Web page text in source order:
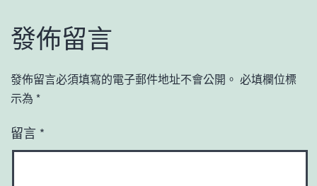
發佈留言
發佈留言必須填寫的電子郵件地址不會公開。 必填欄位標
示為 *
留言 *